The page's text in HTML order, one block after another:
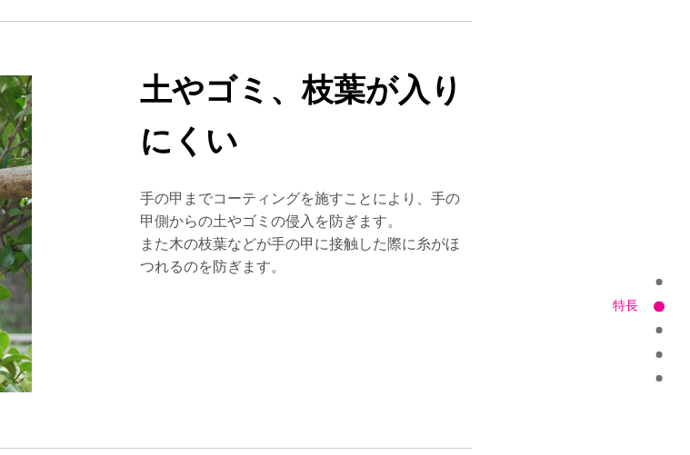
土やゴミ、枝葉が入り
にくい
手の甲までコーティングを施すことにより、手の
甲側からの土やゴミの侵入を防ぎます。
また木の枝葉などが手の甲に接触した際に糸がほ
つれるのを防ぎます。
特長